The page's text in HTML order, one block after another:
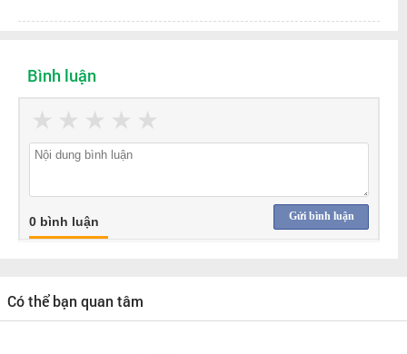
Bình luận
★
★
★
★
★
Gửi bình luận
0 bình luận
Có thể bạn quan tâm